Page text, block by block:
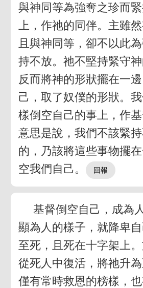
與神同等為強奪之珍而
上，作祂的同伴。主雖
且與神同等，卻不以此
持不放。祂不堅持緊守神
反而將神的形狀擺在一
己，取了奴僕的形狀。
樣倒空自己的事上，作
意思是說，我們不該緊
的，乃該將這些事物擺
空我們自己。
基督倒空自己，成為
顯為人的樣子，就降卑
至死，且死在十字架上
從死人中復活，將祂升
僅有常時救恩的榜樣，